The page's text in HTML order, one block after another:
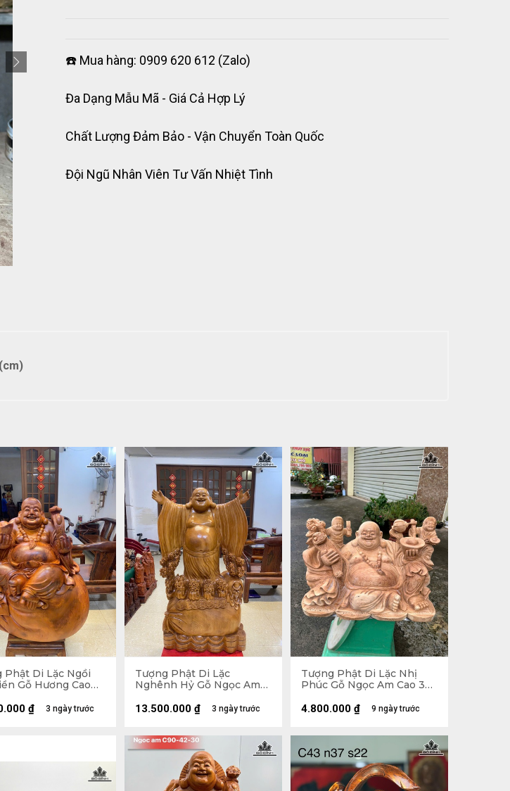
☎️ Mua hàng: 0909 620 612 (Zalo)
Đa Dạng Mẫu Mã - Giá Cả Hợp Lý
Chất Lượng Đảm Bảo - Vận Chuyển Toàn Quốc
Đội Ngũ Nhân Viên Tư Vấn Nhiệt Tình
Phật Di Lặc Ngồi
Gỗ Hương Cao
3 ngày trước
₫
Tượng Phật Di Lặc
Nghênh Hỷ Gỗ Ngọc Am
(cm)
3 ngày trước
13.500.000 ₫
Tượng Phật Di Lặc Nhị
Phúc Gỗ Ngọc Am Cao 30
9 ngày trước
4.800.000 ₫